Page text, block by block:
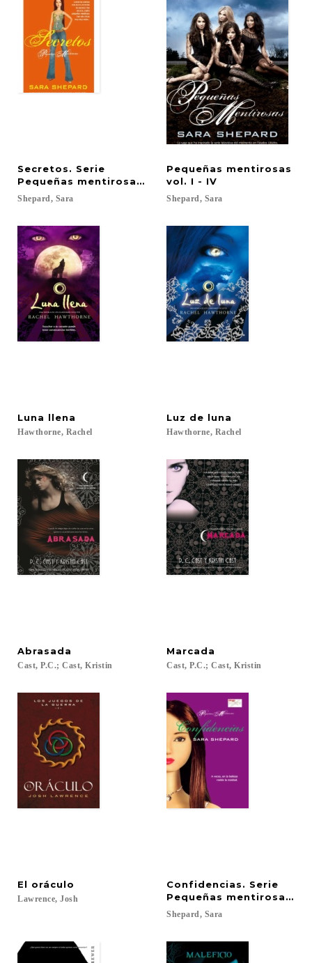
Secretos. Serie
Pequeñas mentirosas vol. II
Shepard, Sara
Pequeñas mentirosas
vol. I - IV
Shepard, Sara
Luna llena
Hawthorne, Rachel
Luz de luna
Hawthorne, Rachel
Abrasada
Cast, P.C.; Cast, Kristin
Marcada
Cast, P.C.; Cast, Kristin
El oráculo
Lawrence, Josh
Confidencias. Serie
Pequeñas mentirosas
Shepard, Sara